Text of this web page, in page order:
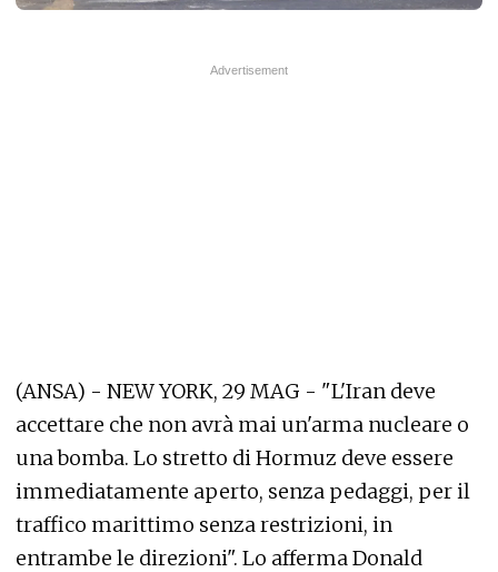
(ANSA) - NEW YORK, 29 MAG - "L'Iran deve
accettare che non avrà mai un'arma nucleare o
una bomba. Lo stretto di Hormuz deve essere
immediatamente aperto, senza pedaggi, per il
traffico marittimo senza restrizioni, in
entrambe le direzioni". Lo afferma Donald